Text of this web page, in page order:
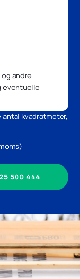
andre
eventuelle
kvadratmeter,
25 500 444